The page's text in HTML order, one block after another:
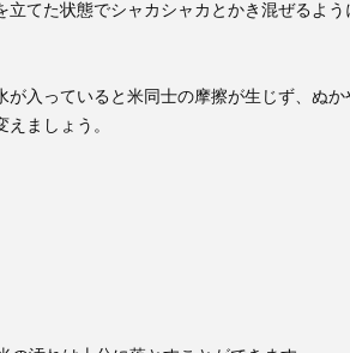
てた状態でシャカシャカとかき混ぜるよう
入っていると米同士の摩擦が生じず、ぬ
ましょう。